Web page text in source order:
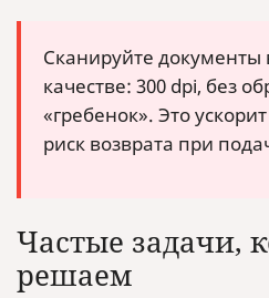
Сканируйте
качестве: 300 dpi, без
«гребенок». Это
риск возврата при
Частые задачи,
решаем